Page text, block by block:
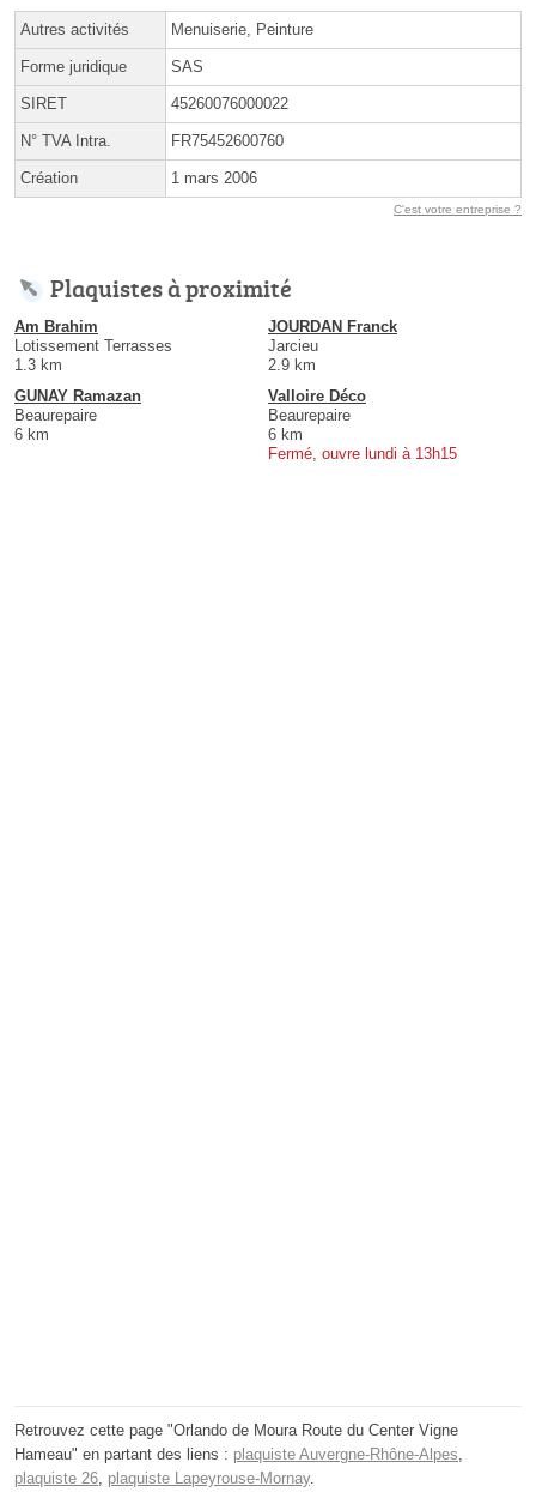
Autres activités Menuiserie, Peinture
Forme juridique SAS
SIRET 45260076000022
N° TVA Intra. FR75452600760
Création 1 mars 2006
C'est votre entreprise ?
Plaquistes à proximité
Am Brahim
Lotissement Terrasses
1.3 km
JOURDAN Franck
Jarcieu
2.9 km
GUNAY Ramazan
Beaurepaire
6 km
Valloire Déco
Beaurepaire
6 km
Fermé, ouvre lundi à 13h15
Retrouvez cette page "Orlando de Moura Route du Center Vigne
Hameau" en partant des liens : plaquiste Auvergne-Rhône-Alpes,
plaquiste 26, plaquiste Lapeyrouse-Mornay.